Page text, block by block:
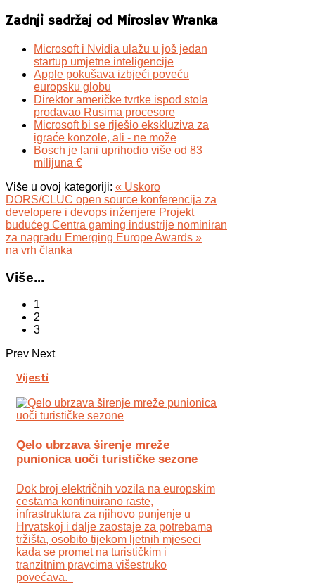
Zadnji sadržaj od Miroslav Wranka
Microsoft i Nvidia ulažu u još jedan
startup umjetne inteligencije
Apple pokušava izbjeći poveću
europsku globu
Direktor američke tvrtke ispod stola
prodavao Rusima procesore
Microsoft bi se riješio ekskluziva za
igraće konzole, ali - ne može
Bosch je lani uprihodio više od 83
milijuna €
Više u ovoj kategoriji: « Uskoro
DORS/CLUC open source konferencija za
developere i devops inženjere Projekt
budućeg Centra gaming industrije nominiran
za nagradu Emerging Europe Awards »
na vrh članka
Više...
1
2
3
Prev Next
Vijesti
Qelo ubrzava širenje mreže
punionica uoči turističke sezone
Dok broj električnih vozila na europskim
cestama kontinuirano raste,
infrastruktura za njihovo punjenje u
Hrvatskoj i dalje zaostaje za potrebama
tržišta, osobito tijekom ljetnih mjeseci
kada se promet na turističkim i
tranzitnim pravcima višestruko
povećava.